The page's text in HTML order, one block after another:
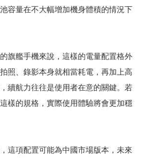
容量在不大幅增加機身體積的情況下
旗艦手機來說，這樣的電量配置格外
照、錄影本身就相當耗電，再加上高
續航力往往是使用者在意的關鍵。若
樣的規格，實際使用體驗將會更加穩
這項配置可能為中國市場版本，未來